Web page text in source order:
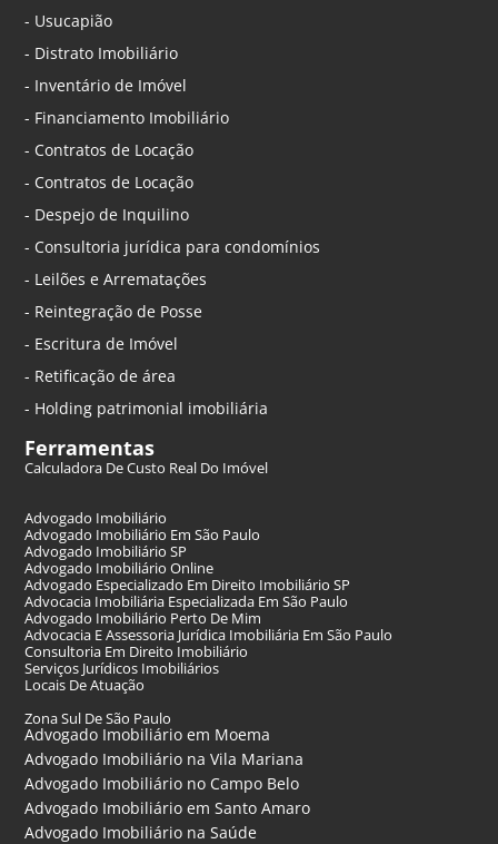
- Usucapião
- Distrato Imobiliário
- Inventário de Imóvel
- Financiamento Imobiliário
- Contratos de Locação
- Contratos de Locação
- Despejo de Inquilino
- Consultoria jurídica para condomínios
- Leilões e Arrematações
- Reintegração de Posse
- Escritura de Imóvel
- Retificação de área
- Holding patrimonial imobiliária
Ferramentas
Calculadora De Custo Real Do Imóvel
Advogado Imobiliário
Advogado Imobiliário Em São Paulo
Advogado Imobiliário SP
Advogado Imobiliário Online
Advogado Especializado Em Direito Imobiliário SP
Advocacia Imobiliária Especializada Em São Paulo
Advogado Imobiliário Perto De Mim
Advocacia E Assessoria Jurídica Imobiliária Em São Paulo
Consultoria Em Direito Imobiliário
Serviços Jurídicos Imobiliários
Locais De Atuação
Zona Sul De São Paulo
Advogado Imobiliário em Moema
Advogado Imobiliário na Vila Mariana
Advogado Imobiliário no Campo Belo
Advogado Imobiliário em Santo Amaro
Advogado Imobiliário na Saúde